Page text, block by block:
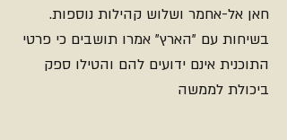
חאן אל-אחמר ושלוש קהילות נוספות.
בשיחות עם "הארץ" אמרו תושבים כי פרטי
התוכנית אינם ידועים להם והטילו ספק
ביכולת לממשה